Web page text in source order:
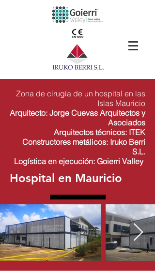
Zona de cirugía de un hospital en las
Islas Mauricio
Arquitecto: Jorge Cuevas Arquitectos y
Asociados
Arquitectos técnicos: ITEK
Constructores metálicos: Iruko Berri
S.L.
Logísticaen ejecución: Goierri Valley
Hospital en Mauricio